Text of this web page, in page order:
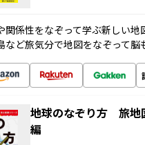
関係性をなぞって学ぶ新しい地
など旅気分で地図をなぞって脳
地球のなぞり方 旅
編